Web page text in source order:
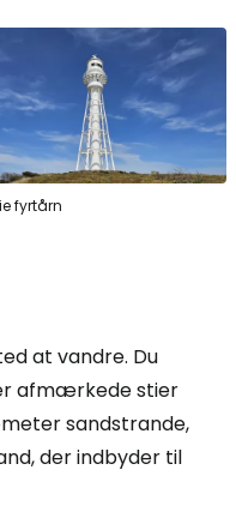
fyrtårn
at vandre. Du
afmærkede stier
sandstrande,
der indbyder til